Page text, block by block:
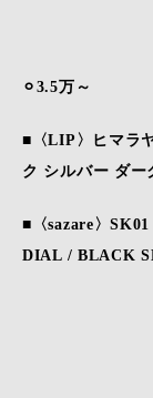
⚪︎ 3.5万～
■〈LIP〉ヒマラ
ク シルバー ダ
■〈sazare〉
DIAL / BLACK